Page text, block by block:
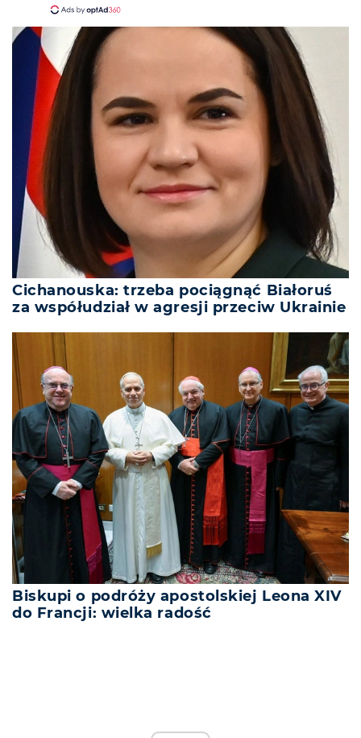
Cichanouska: trzeba pociągnąć Białoruś
za współudział w agresji przeciw Ukrainie
Biskupi o podróży apostolskiej Leona XIV
do Francji: wielka radość